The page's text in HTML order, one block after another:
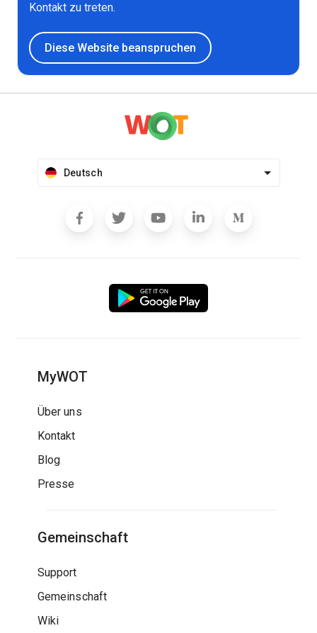
Kontakt zu treten.
Diese Website beanspruchen
Deutsch
MyWOT
Über uns
Kontakt
Blog
Presse
Gemeinschaft
Support
Gemeinschaft
Wiki